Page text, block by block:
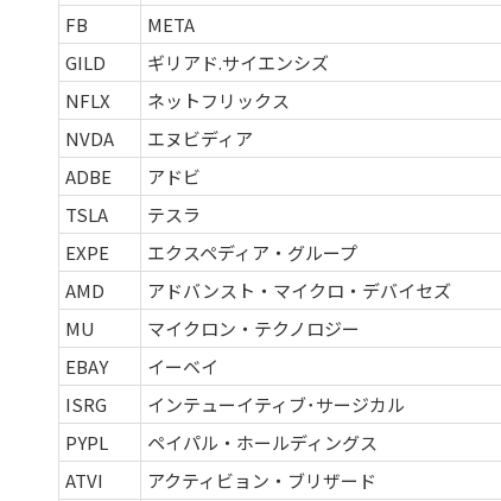
FB
META
GILD
ギリアド.サイエンシズ
NFLX
ネットフリックス
NVDA
エヌビディア
ADBE
アドビ
TSLA
テスラ
EXPE
エクスペディア・グループ
AMD
アドバンスト・マイクロ・デバイセズ
MU
マイクロン・テクノロジー
EBAY
イーベイ
ISRG
インテューイティブ･サージカル
PYPL
ペイパル・ホールディングス
ATVI
アクティビョン・ブリザード